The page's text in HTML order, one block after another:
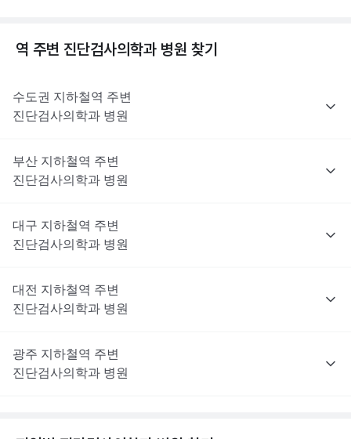
역 주변 진단검사의학과 병원 찾기
수도권 지하철역 주변
진단검사의학과 병원
부산 지하철역 주변
진단검사의학과 병원
대구 지하철역 주변
진단검사의학과 병원
대전 지하철역 주변
진단검사의학과 병원
광주 지하철역 주변
진단검사의학과 병원